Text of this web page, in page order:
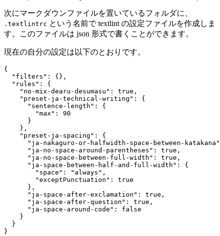
次にマークダウンファイルを置いているフォルダに、
.textlintrc という名前で textlint の設定ファイルを作成しま
す。このファイルは json 形式で書くことができます。
現在の自分の設定は以下のとおりです。
{
  "filters": {},
  "rules": {
    "no-mix-dearu-desumasu": true,
    "preset-ja-technical-writing": {
      "sentence-length": {
        "max": 90
      }
    },
    "preset-ja-spacing": {
"ja-nakaguro-or-halfwidth-space-between-
      "ja-no-space-around-parentheses": true,
      "ja-no-space-between-full-width": true,
      "ja-space-between-half-and-full-width": {
        "space": "always",
        "exceptPunctuation": true
      },
      "ja-space-after-exclamation": true,
      "ja-space-after-question": true,
      "ja-space-around-code": false
    }
  }
}